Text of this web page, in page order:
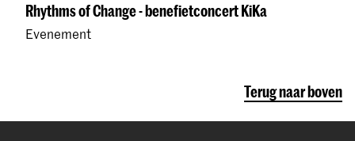
Rhythms of Change - benefietconcert KiKa
Evenement
Terug naar boven